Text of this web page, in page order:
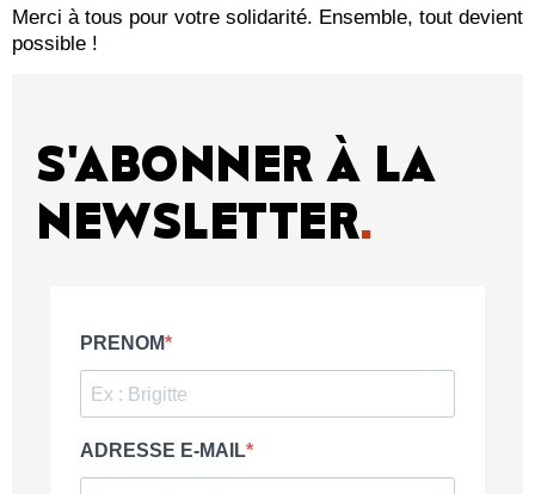
Merci à tous pour votre solidarité. Ensemble, tout devient
possible !
S'ABONNER À LA
NEWSLETTER.
PRENOM
ADRESSE E-MAIL